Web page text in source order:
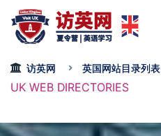
访英网 英国网站目录列表
UK WEB DIRECTORIES